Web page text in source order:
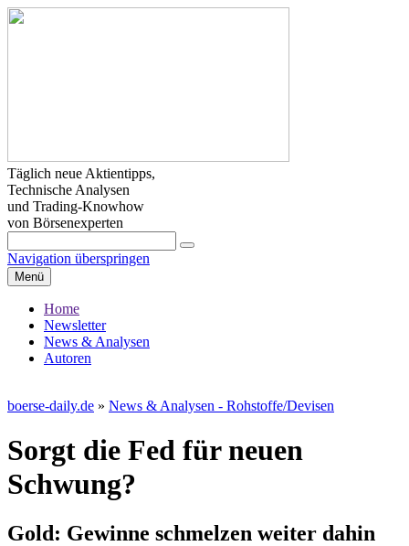
Täglich neue Aktientipps,
Technische Analysen
und Trading-Knowhow
von Börsenexperten
Navigation überspringen
Menü
Home
Newsletter
News & Analysen
Autoren
boerse-daily.de » News & Analysen - Rohstoffe/Devisen
Sorgt die Fed für neuen
Schwung?
Gold: Gewinne schmelzen weiter dahin